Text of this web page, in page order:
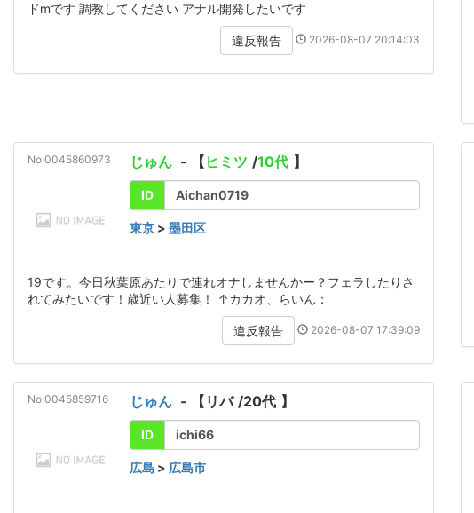
ドmです 調教してください アナル開発したいです
違反報告 2026-08-07 20:14:03
No:0045860973 じゅん - 【 ヒミツ /10代 】
ID Aichan0719
東京 > 墨田区
19です。今日秋葉原あたりで連れオナしませんかー？フェラしたりさ
れてみたいです！歳近い人募集！ ↑カカオ、らいん：
違反報告 2026-08-07 17:39:09
No:0045859716 じゅん - 【 リバ /20代 】
ID ichi66
広島 > 広島市